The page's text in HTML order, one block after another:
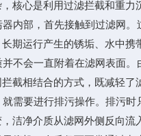
核心是利用过滤拦截和重
内部，首先接触到过滤网
期运行产生的锈垢、水中
不会一直附着在滤网表面
截相结合的方式，既减轻
需要进行排污操作。排污
洁净介质从滤网外侧反向